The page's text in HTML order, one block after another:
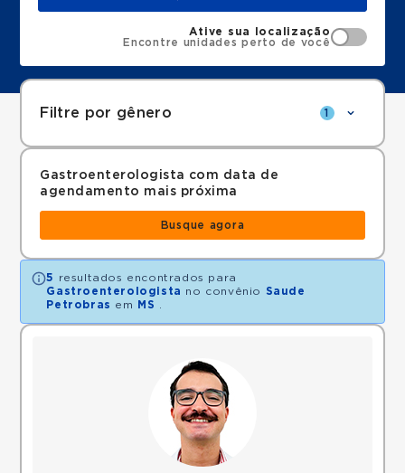
Ative sua localização
Encontre unidades perto de você
Filtre por gênero 1
Gastroenterologista com data de
agendamento mais próxima
Busque agora
5
resultados encontrados para
Gastroenterologista no convênio
Saude
Petrobras em MS